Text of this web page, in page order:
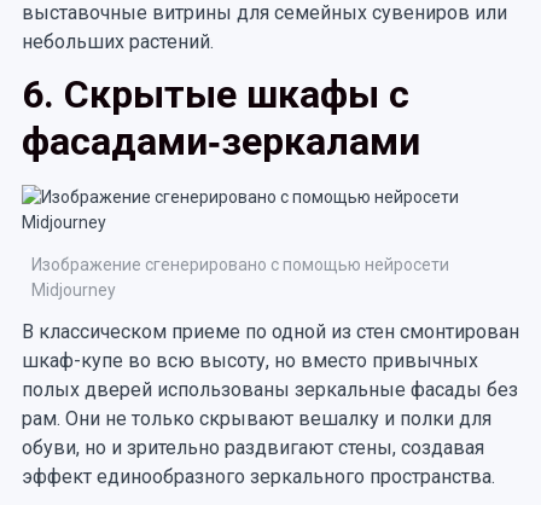
выставочные витрины для семейных сувениров или
небольших растений.
6. Скрытые шкафы с
фасадами‑зеркалами
Изображение сгенерировано с помощью нейросети
Midjourney
В классическом приеме по одной из стен смонтирован
шкаф-купе во всю высоту, но вместо привычных
полых дверей использованы зеркальные фасады без
рам. Они не только скрывают вешалку и полки для
обуви, но и зрительно раздвигают стены, создавая
эффект единообразного зеркального пространства.